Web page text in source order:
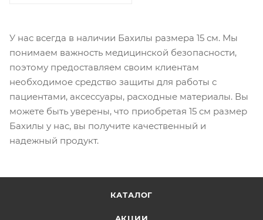
У нас всегда в наличии Бахилы размера 15 см. Мы
понимаем важность медицинской безопасности,
поэтому предоставляем своим клиентам
необходимое средство защиты для работы с
пациентами, аксессуары, расходные материалы. Вы
можете быть уверены, что приобретая 15 см размер
Бахилы у нас, вы получите качественный и
надежный продукт.
КАТАЛОГ